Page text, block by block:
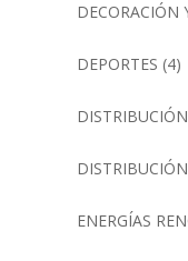
DECORACIÓN
DEPORTES (4)
ENERGÍAS